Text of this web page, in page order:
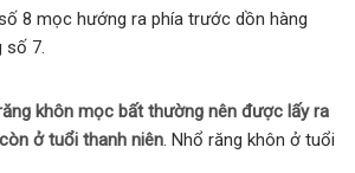
8 mọc hướng ra phía trước dồn hàng
số 7.
khôn mọc bất thường nên được lấy ra
ở tuổi thanh niên. Nhổ răng khôn ở tuổi